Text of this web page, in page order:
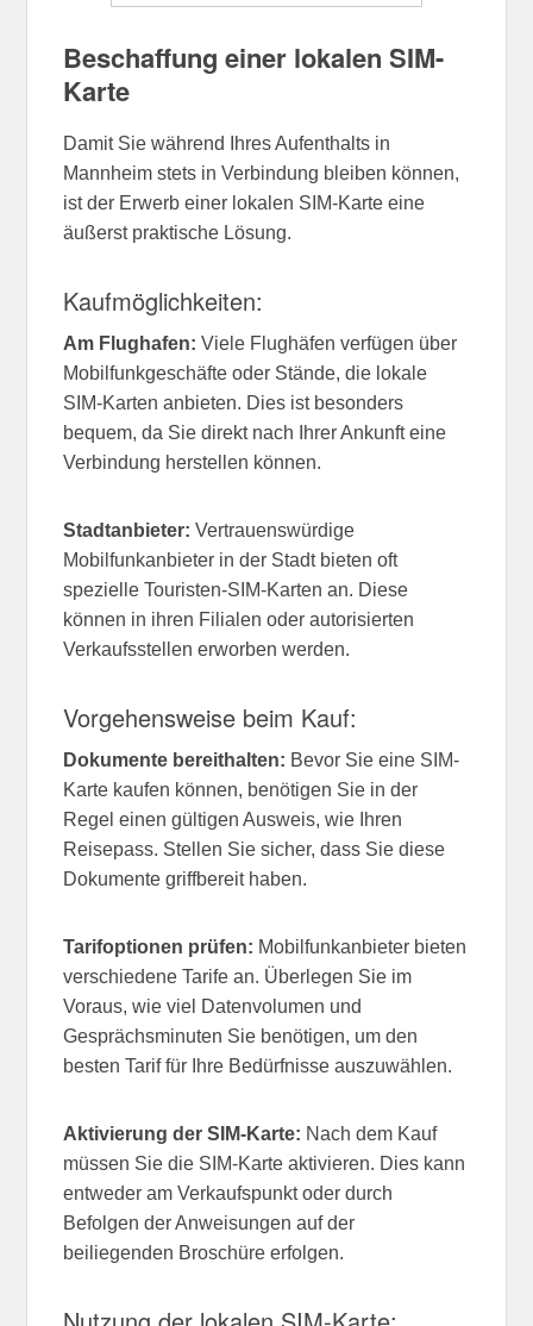
Beschaffung einer lokalen SIM-
Karte
Damit Sie während Ihres Aufenthalts in
Mannheim stets in Verbindung bleiben können,
ist der Erwerb einer lokalen SIM-Karte eine
äußerst praktische Lösung.
Kaufmöglichkeiten:
Am Flughafen: Viele Flughäfen verfügen über
Mobilfunkgeschäfte oder Stände, die lokale
SIM-Karten anbieten. Dies ist besonders
bequem, da Sie direkt nach Ihrer Ankunft eine
Verbindung herstellen können.
Stadtanbieter: Vertrauenswürdige
Mobilfunkanbieter in der Stadt bieten oft
spezielle Touristen-SIM-Karten an. Diese
können in ihren Filialen oder autorisierten
Verkaufsstellen erworben werden.
Vorgehensweise beim Kauf:
Dokumente bereithalten: Bevor Sie eine SIM-
Karte kaufen können, benötigen Sie in der
Regel einen gültigen Ausweis, wie Ihren
Reisepass. Stellen Sie sicher, dass Sie diese
Dokumente griffbereit haben.
Tarifoptionen prüfen: Mobilfunkanbieter bieten
verschiedene Tarife an. Überlegen Sie im
Voraus, wie viel Datenvolumen und
Gesprächsminuten Sie benötigen, um den
besten Tarif für Ihre Bedürfnisse auszuwählen.
Aktivierung der SIM-Karte: Nach dem Kauf
müssen Sie die SIM-Karte aktivieren. Dies kann
entweder am Verkaufspunkt oder durch
Befolgen der Anweisungen auf der
beiliegenden Broschüre erfolgen.